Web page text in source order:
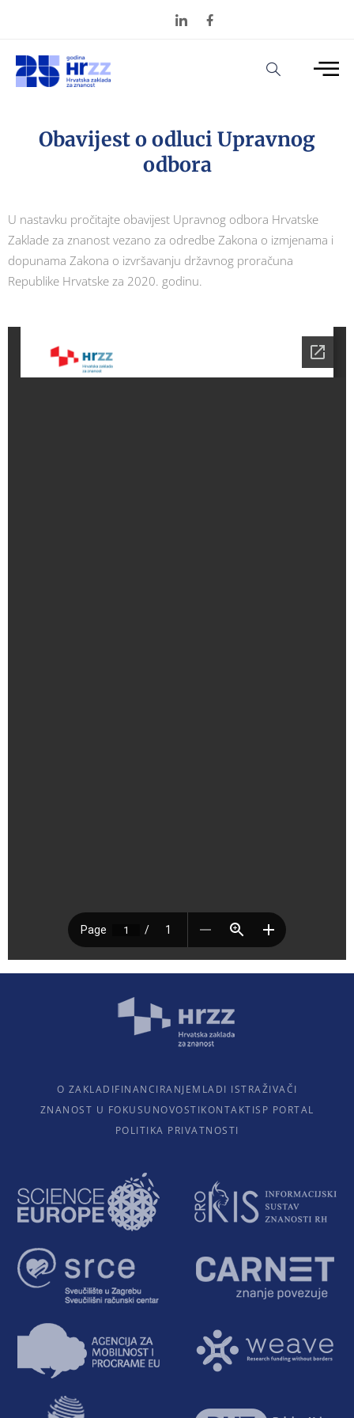
Obavijest o odluci Upravnog
odbora
U nastavku pročitajte obavijest Upravnog odbora Hrvatske
Zaklade za znanost vezano za odredbe Zakona o izmjenama i
dopunama Zakona o izvršavanju državnog proračuna
Republike Hrvatske za 2020. godinu.
O ZAKLADIFINANCIRANJEMLADI ISTRAŽIVAČI
ZNANOST U FOKUSU NOVOSTIKONTAKTISP PORTAL
POLITIKA PRIVATNOSTI